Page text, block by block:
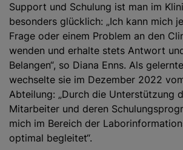
Support und Schulung ist man im
besonders glücklich: „Ich kann mich
Frage oder einem Problem an den
wenden und erhalte stets Antwort
Belangen“, so Diana Enns. Als
wechselte sie im Dezember 2022
Abteilung: „Durch die Unterstützung
Mitarbeiter und deren
mich im Bereich der
optimal begleitet“.